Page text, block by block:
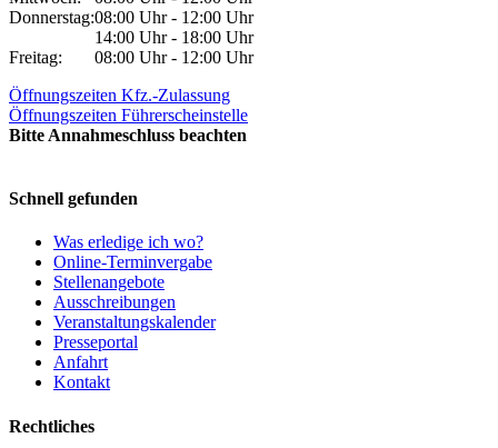
Donnerstag:08:00 Uhr - 12:00 Uhr
14:00 Uhr - 18:00 Uhr
Freitag:
08:00 Uhr - 12:00 Uhr
Öffnungszeiten Kfz.-Zulassung
Öffnungszeiten Führerscheinstelle
Bitte Annahmeschluss beachten
Schnell gefunden
Was erledige ich wo?
Online-Terminvergabe
Stellenangebote
Ausschreibungen
Veranstaltungskalender
Presseportal
Anfahrt
Kontakt
Rechtliches